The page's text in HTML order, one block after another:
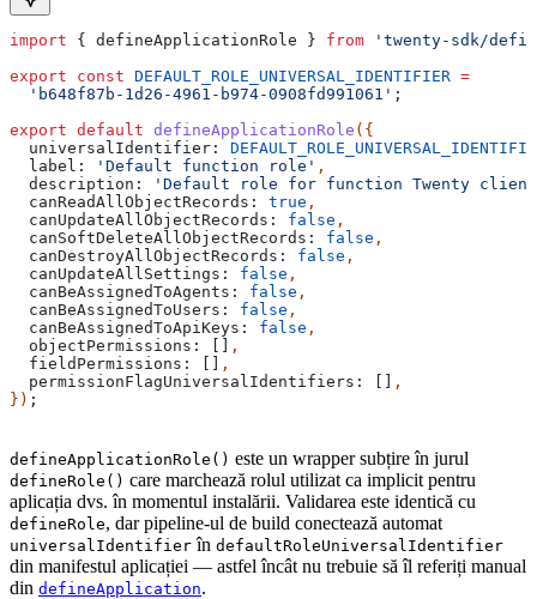
import { defineApplicationRole } from 'twenty-sdk/
export const DEFAULT_ROLE_UNIVERSAL_IDENTIFIER =
  'b648f87b-1d26-4961-b974-0908fd991061'
;
export default defineApplicationRole ({
  universalIdentifier:
  label:
'Default function role' ,
  description:
'Default role for function Twenty
  canReadAllObjectRecords:
true ,
  canUpdateAllObjectRecords:
false ,
  canSoftDeleteAllObjectRecords:
false ,
  canDestroyAllObjectRecords:
false ,
  canUpdateAllSettings:
false ,
  canBeAssignedToAgents:
false ,
  canBeAssignedToUsers:
false ,
  canBeAssignedToApiKeys:
false ,
  objectPermissions:
[] ,
  fieldPermissions:
[] ,
  permissionFlagUniversalIdentifiers:
[] ,
}) ;
defineApplicationRole() este un wrapper subțire în jurul
defineRole() care marchează rolul utilizat ca implicit pentru
aplicația dvs. în momentul instalării. Validarea este identică cu
defineRole, dar pipeline-ul de build conectează automat
universalIdentifier în defaultRoleUniversalIdentifier
din manifestul aplicației — astfel încât nu trebuie să îl referiți manual
din defineApplication.